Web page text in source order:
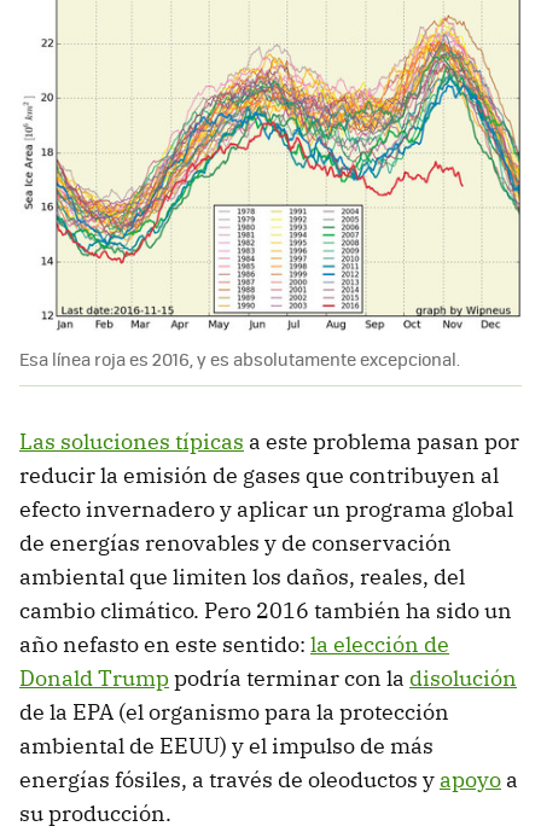
Esa línea roja es 2016, y es absolutamente excepcional.
Las soluciones típicas a este problema pasan por
reducir la emisión de gases que contribuyen al
efecto invernadero y aplicar un programa global
de energías renovables y de conservación
ambiental que limiten los daños, reales, del
cambio climático. Pero 2016 también ha sido un
año nefasto en este sentido: la elección de
Donald Trumppodría terminar con la disolución
de la EPA (el organismo para la protección
ambiental de EEUU) y el impulso de más
energías fósiles, a través de oleoductos y apoyo a
su producción.